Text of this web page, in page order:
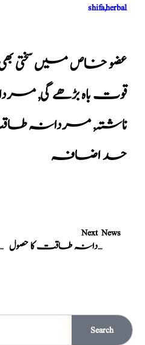
shifa,herbal
عضو خاص میں سختی بھی
قوت باہ بڑھے گی,
ناشتہ,مردانہ
حد اضافہ
ہمبستری کی لذت اور
Next News
خوراک سے مردانہ طاقت کا حصول
Search